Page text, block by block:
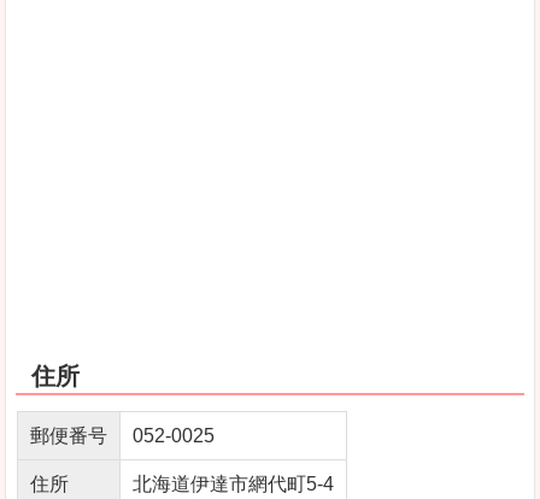
住所
郵便番号 052‐0025
住所 北海道伊達市網代町5‐4